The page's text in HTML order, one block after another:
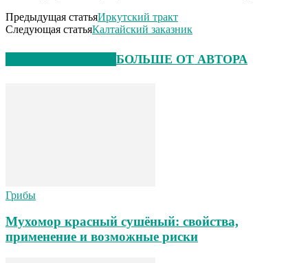
Предыдущая статьяИркутский тракт
Следующая статьяКалтайский заказник
БОЛЬШЕ ОТ АВТОРА
Грибы
Мухомор красный сушёный: свойства,
применение и возможные риски